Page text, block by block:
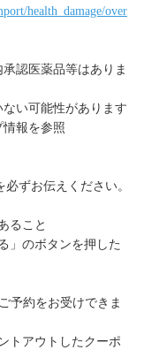
health_damage/over
認医薬品等はありま
ない可能性があります
情報を参照
ずお伝えください。
ること
」のボタンを押した
予約をお受けできま
トアウトしたクーポ